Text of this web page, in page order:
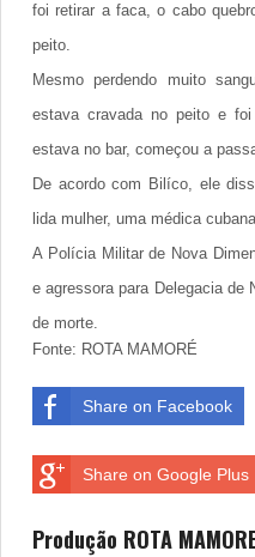
foi retirar a faca, o cabo
peito.
Mesmo perdendo muito
estava cravada no peito e foi
estava no bar, começou a
De acordo com Bilíco, ele
lida mulher, uma médica
A Polícia Militar de Nova
e agressora para Delegacia de
de morte.
Fonte: ROTA MAMORÉ
Share on Facebook
Share on Google Plus
Produção ROTA